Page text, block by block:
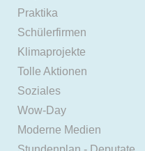
Praktika
Schülerfirmen
Klimaprojekte
Tolle Aktionen
Soziales
Wow-Day
Moderne Medien